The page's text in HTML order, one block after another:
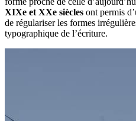
XIXe et XXe siècles ont permis
de régulariser les formes
typographique de l’écriture.